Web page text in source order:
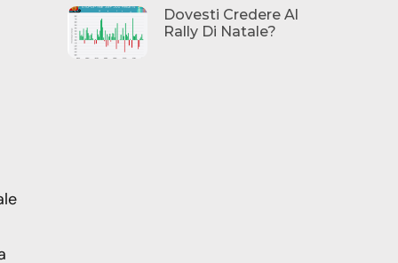
Dovesti Credere Al
Rally Di Natale?